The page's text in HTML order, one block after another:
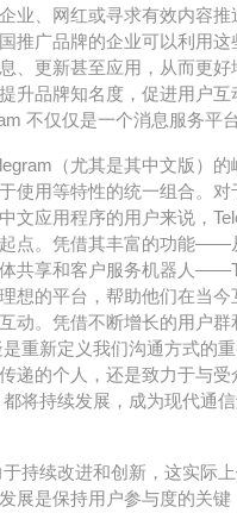
业、网红或寻求有效内容
推广品牌的企业可以利用
、更新甚至应用，从而更好
升品牌知名度，促进用户
不仅仅是一个消息服务平
（尤其是其中文版）
使用等特性的统一组合。
文应用程序的用户来说，
点。凭借其丰富的功能——
共享和客户服务机器人
想的平台，帮助他们在当
动。凭借不断增长的用户群
是重新定义我们沟通方式的
递的个人，还是致力于与
都将持续发展，成为现代通
于持续改进和创新，这实际
展是保持用户参与度的关键